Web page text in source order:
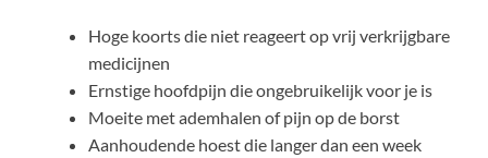
Hoge koorts die niet reageert op vrij verkrijgbare
medicijnen
Ernstige hoofdpijn die ongebruikelijk voor je is
Moeite met ademhalen of pijn op de borst
Aanhoudende hoest die langer dan een week